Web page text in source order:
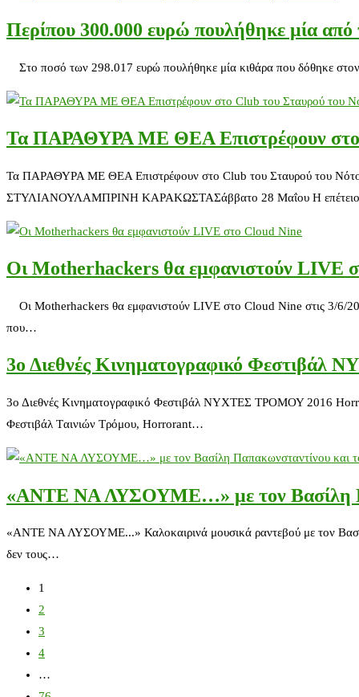
Περίπου 300.000 ευρώ πουλήθηκε μία από
Στο ποσό των 298.017 ευρώ πουλήθηκε μία κιθάρα που δόθηκε
Τα ΠΑΡΑΘΥΡΑ ΜΕ ΘΕΑ Επιστρέφουν στο
Τα ΠΑΡΑΘΥΡΑ ΜΕ ΘΕΑ Επιστρέφουν στο Club του
ΣΤΥΛΙΑΝΟΥΛΑΜΠΡΙΝΗ ΚΑΡΑΚΩΣΤΑΣάββατο 28 Μαΐου Η επέτειος
Οι Motherhackers θα εμφανιστούν LIVE
Οι Motherhackers θα εμφανιστούν LIVE στο Cloud Nine στις 3/6/
που…
3ο Διεθνές Κινηματογραφικό
3ο Διεθνές Κινηματογραφικό Φεστιβάλ ΝΥΧΤΕΣ ΤΡΟΜΟΥ 2016
Φεστιβάλ Tαινιών Tρόμου, Horrorant…
«ΑΝΤΕ ΝΑ ΛΥΣΟΥΜΕ…» με τον Βασίλη
«ΑΝΤΕ ΝΑ ΛΥΣΟΥΜΕ...» Καλοκαιρινά μουσικά ραντεβού με τον
δεν τους…
1
2
3
4
…